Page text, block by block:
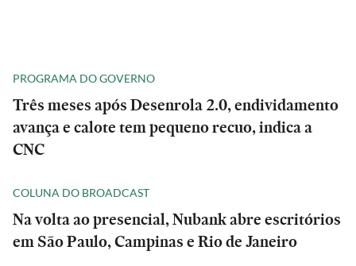
PROGRAMA DO GOVERNO
Três meses após Desenrola 2.0, endividamento
avança e calote tem pequeno recuo, indica a
CNC
COLUNA DO BROADCAST
Na volta ao presencial, Nubank abre escritórios
em São Paulo, Campinas e Rio de Janeiro